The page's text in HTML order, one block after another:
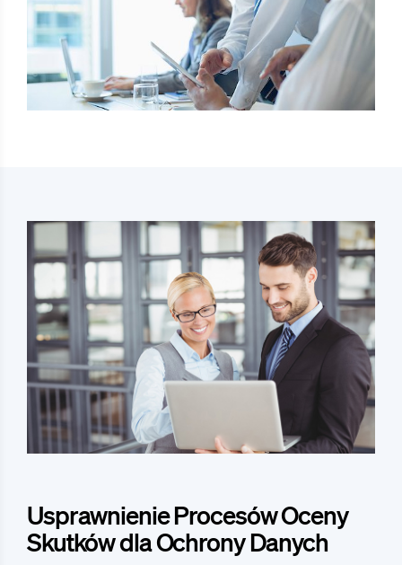
Usprawnienie Procesów Oceny
Skutków dla Ochrony Danych